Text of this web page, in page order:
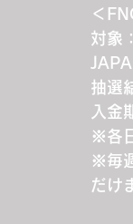
＜
対象
抽選
入金
※各
※毎
だけ